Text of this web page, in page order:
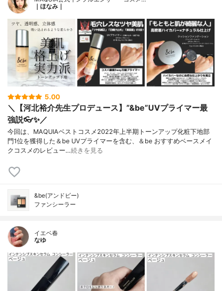
｜ほなみ｜
5.00
＼【河北裕介先生プロデュース】”&be”UVプライマー最
強説👓✨／
今回は、MAQUIAベストコスメ2022年上半期トーンアップ化粧下地部
門1位を獲得した＆be UVプライマーを含む、＆be おすすめベースメイ
クコスメのレビュー…続きを見る
&be(アンドビー)
ファンシーラー
イエベ春
なゆ